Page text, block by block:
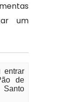
um
entrar
de